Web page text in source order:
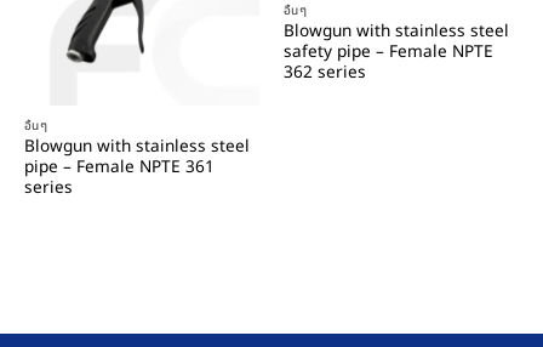
อื่นๆ
Blowgun with stainless steel
pipe – Female NPTE 361
series
อื่นๆ
Blowgun with stainless steel
safety pipe – Female NPTE
362 series